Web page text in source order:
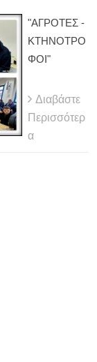
"ΑΓΡΟΤΕΣ -
ΚΤΗΝΟΤΡΟ
ΦΟΙ"
Διαβάστε
Περισσότερ
α